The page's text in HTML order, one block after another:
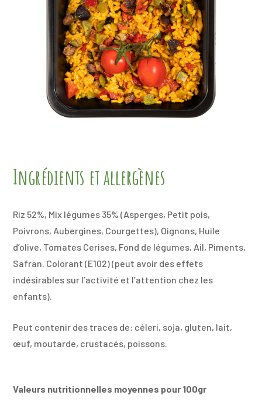
Ingrédients et allergènes
Riz 52%, Mix légumes 35% (Asperges, Petit pois,
Poivrons, Aubergines, Courgettes), Oignons, Huile
d’olive, Tomates Cerises, Fond de légumes, Ail, Piments,
Safran. Colorant (E102) (peut avoir des effets
indésirables sur l’activité et l’attention chez les
enfants).
Peut contenir des traces de: céleri, soja, gluten, lait,
œuf, moutarde, crustacés, poissons.
Valeurs nutritionnelles moyennes pour 100gr